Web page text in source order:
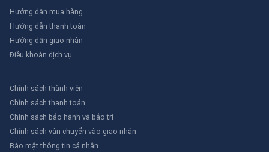
Hướng dẫn mua hàng
Hướng dẫn thanh toán
Hướng dẫn giao nhận
Điều khoản dịch vụ
Chính sách thành viên
Chính sách thanh toán
Chính sách bảo hành và bảo trì
Chính sách vận chuyển vào giao nhận
Bảo mật thông tin cá nhân